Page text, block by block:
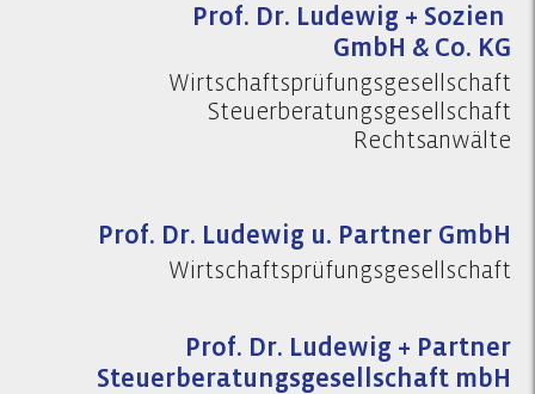
Prof. Dr. Ludewig + Sozien
GmbH & Co. KG
Wirtschaftsprüfungsgesellschaft
Steuerberatungsgesellschaft
Rechtsanwälte
Prof. Dr. Ludewig u. Partner GmbH
Wirtschaftsprüfungsgesellschaft
Prof. Dr. Ludewig + Partner
Steuerberatungsgesellschaft mbH